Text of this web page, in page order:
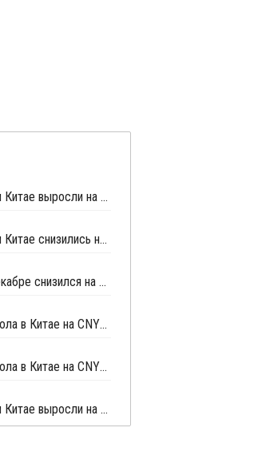
Запасы бензола в Восточном Китае выросли на текущей неделе
Запасы бензола в Восточном Китае снизились на текущей неделе
Импорт бензола в Китай в декабре снизился на 0,5%
Sinopec повысила цены бензола в Китае на CNY300 за тонну
Sinopec повысила цены бензола в Китае на CNY150 за тонну
Запасы бензола в Восточном Китае выросли на текущей неделе